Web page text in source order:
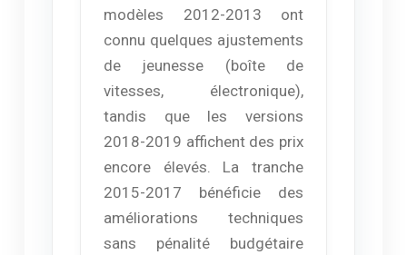
modèles 2012-2013 ont
connu quelques ajustements
de jeunesse (boîte de
vitesses, électronique),
tandis que les versions
2018-2019 affichent des prix
encore élevés. La tranche
2015-2017 bénéficie des
améliorations techniques
sans pénalité budgétaire